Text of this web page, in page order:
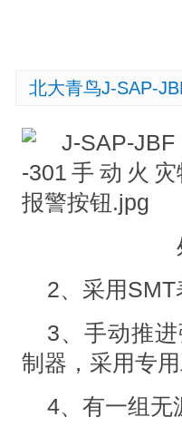
北大青鸟J-SAP-
2、采用SMT
3、手动推
制器，采用专
4、有一组无